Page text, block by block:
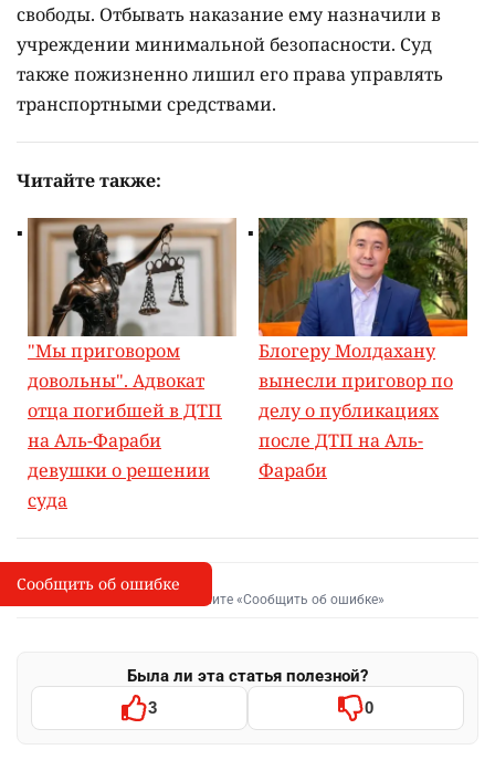
свободы. Отбывать наказание ему назначили в
учреждении минимальной безопасности. Суд
также пожизненно лишил его права управлять
транспортными средствами.
Читайте также:
"Мы приговором
довольны". Адвокат
отца погибшей в ДТП
на Аль-Фараби
девушки о решении
суда
Блогеру Молдахану
вынесли приговор по
делу о публикациях
после ДТП на Аль-
Фараби
I
Сообщить об опечатке
Выделите фрагмент и нажмите «Сообщить об ошибке»
Была ли эта статья полезной?
3 0
Сообщить об ошибке